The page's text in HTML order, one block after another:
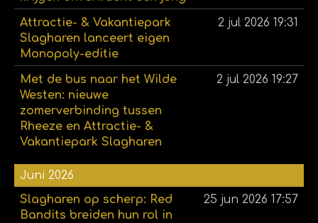
Attractie- & Vakantiepark
Slagharen lanceert eigen
Monopoly-editie
2 jul 2026 19:31
Met de bus naar het Wilde
Westen: nieuwe
zomerverbinding tussen
Rheeze en Attractie- &
Vakantiepark Slagharen
2 jul 2026 19:27
Juni 2026
Slagharen op scherp: Red
Bandits breiden hun rol in
25 jun 2026 17:57